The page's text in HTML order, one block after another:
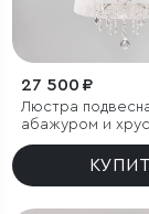
27 500 ₽
Люстра
абажуром и